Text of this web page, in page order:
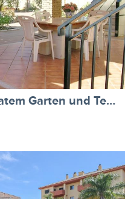
Villa "Los Arcos" mit privatem Garten und Terrasse